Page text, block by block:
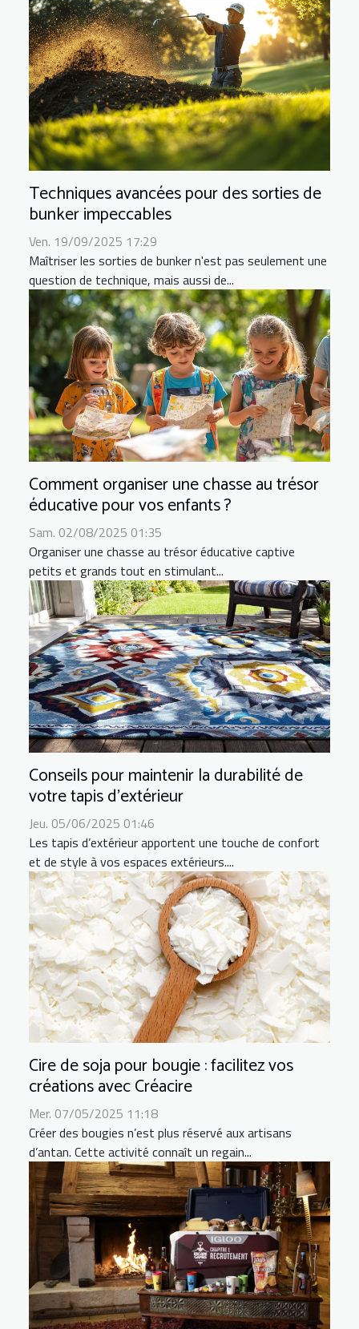
Techniques avancées pour des sorties de
bunker impeccables
Ven. 19/09/2025 17:29
Maîtriser les sorties de bunker n'est pas seulement une
question de technique, mais aussi de...
Comment organiser une chasse au trésor
éducative pour vos enfants ?
Sam. 02/08/2025 01:35
Organiser une chasse au trésor éducative captive
petits et grands tout en stimulant...
Conseils pour maintenir la durabilité de
votre tapis d'extérieur
Jeu. 05/06/2025 01:46
Les tapis d’extérieur apportent une touche de confort
et de style à vos espaces extérieurs....
Cire de soja pour bougie : facilitez vos
créations avec Créacire
Mer. 07/05/2025 11:18
Créer des bougies n’est plus réservé aux artisans
d’antan. Cette activité connaît un regain...